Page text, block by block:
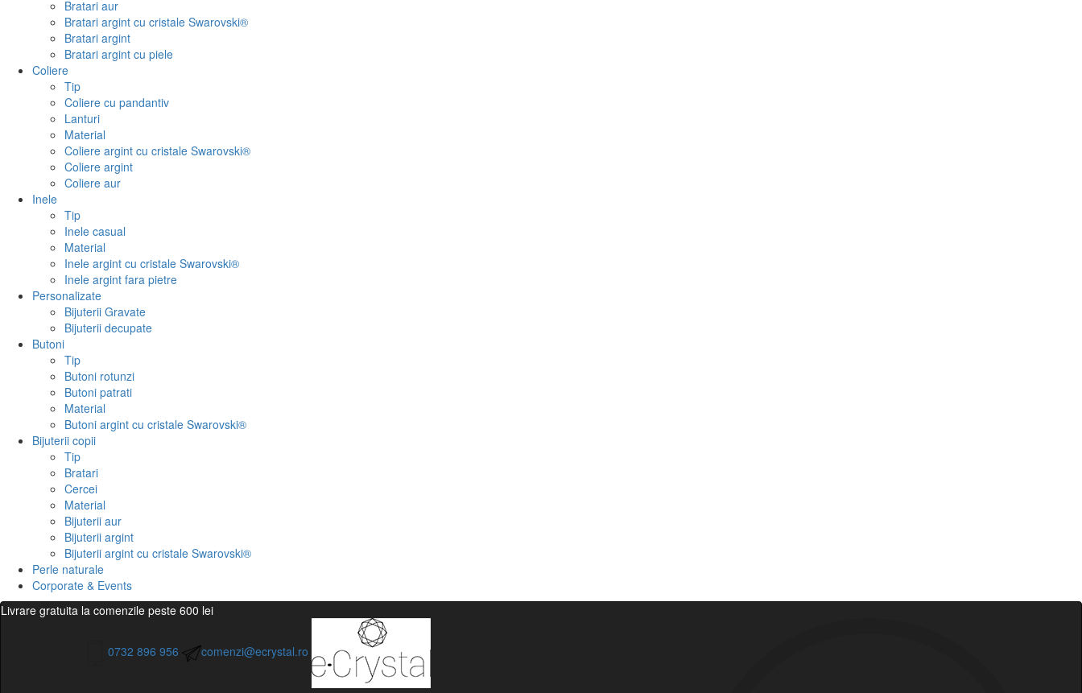
Bratari aur
Bratari argint cu cristale Swarovski®
Bratari argint
Bratari argint cu piele
Coliere
Tip
Coliere cu pandantiv
Lanturi
Material
Coliere argint cu cristale Swarovski®
Coliere argint
Coliere aur
Inele
Tip
Inele casual
Material
Inele argint cu cristale Swarovski®
Inele argint fara pietre
Personalizate
Bijuterii Gravate
Bijuterii decupate
Butoni
Tip
Butoni rotunzi
Butoni patrati
Material
Butoni argint cu cristale Swarovski®
Bijuterii copii
Tip
Bratari
Cercei
Material
Bijuterii aur
Bijuterii argint
Bijuterii argint cu cristale Swarovski®
Perle naturale
Corporate & Events
Livrare gratuita la comenzile peste 600 lei
0732 896 956 comenzi@ecrystal.ro